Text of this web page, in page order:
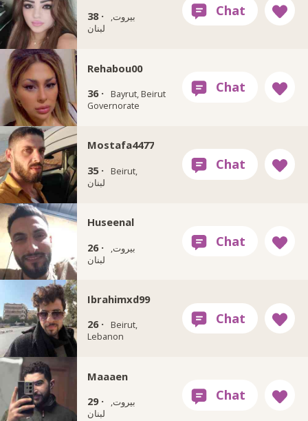
38 ·
بيروت,
لبنان
Rehabou00
36 ·
Bayrut, Beirut
Governorate
Mostafa4477
35 ·
Beirut,
لبنان
Huseenal
26 ·
بيروت,
لبنان
Ibrahimxd99
26 ·
Beirut,
Lebanon
Maaaen
29 ·
بيروت,
لبنان